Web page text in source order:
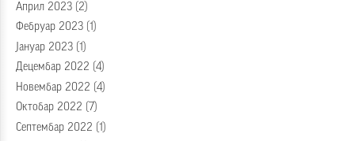
Април 2023 (2)
Фебруар 2023 (1)
Јануар 2023 (1)
Децембар 2022 (4)
Новембар 2022 (4)
Октобар 2022 (7)
Септембар 2022 (1)